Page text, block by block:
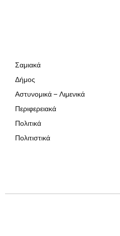
Σαμιακά
Δήμος
Αστυνομικά – Λιμενικά
Περιφερειακά
Πολιτικά
Πολιτιστικά